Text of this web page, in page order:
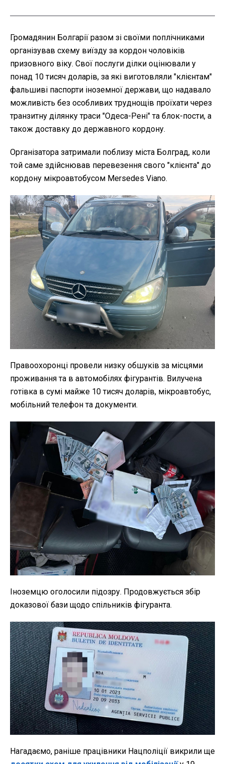
Громадянин Болгарії разом зі своїми поплічниками
організував схему виїзду за кордон чоловіків
призовного віку. Свої послуги ділки оцінювали у
понад 10 тисяч доларів, за які виготовляли "клієнтам"
фальшиві паспорти іноземної держави, що надавало
можливість без особливих труднощів проїхати через
транзитну ділянку траси "Одеса-Рені" та блок-пости, а
також доставку до державного кордону.
Організатора затримали поблизу міста Болград, коли
той саме здійснював перевезення свого "клієнта" до
кордону мікроавтобусом Mersedes Viano.
Правоохоронці провели низку обшуків за місцями
проживання та в автомобілях фігурантів. Вилучена
готівка в сумі майже 10 тисяч доларів, мікроавтобус,
мобільний телефон та документи.
Іноземцю оголосили підозру. Продовжується збір
доказової бази щодо спільників фігуранта.
Нагадаємо, раніше працівники Нацполіції викрили ще